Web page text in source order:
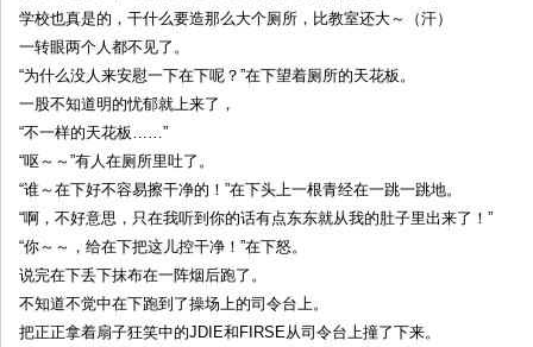
学校也真是的，干什么要造那么大个厕所，比教室还大～（汗）
一转眼两个人都不见了。
“为什么没人来安慰一下在下呢？”在下望着厕所的天花板。
一股不知道明的忧郁就上来了，
“不一样的天花板……”
“呕～～”有人在厕所里吐了。
“谁～在下好不容易擦干净的！”在下头上一根青经在一跳一跳地。
“啊，不好意思，只在我听到你的话有点东东就从我的肚子里出来了！”
“你～～，给在下把这儿控干净！”在下怒。
说完在下丢下抹布在一阵烟后跑了。
不知道不觉中在下跑到了操场上的司令台上。
把正正拿着扇子狂笑中的JDIE和FIRSE从司令台上撞了下来。